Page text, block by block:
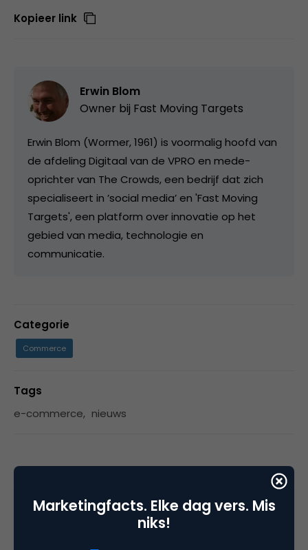
Kopieer link
Erwin Blom
Owner bij Fast Moving Targets
Erwin Blom (Wormer, 1961) is voormalig hoofd van
de afdeling Digitaal van de VPRO en mede-
oprichter van The Crowds, een bedrijf dat zich
specialiseert in ’social media’ en 'Fast Moving
Targets', een platform over innovatie op het
gebied van media, technologie en
communicatie.
Categorie
Commerce
Tags
e-commerce, nieuws
Marketingfacts. Elke dag vers. Mis
niks!